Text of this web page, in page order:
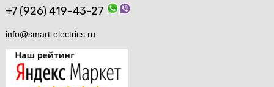
+7 (926) 419-43-27
info@smart-electrics.ru